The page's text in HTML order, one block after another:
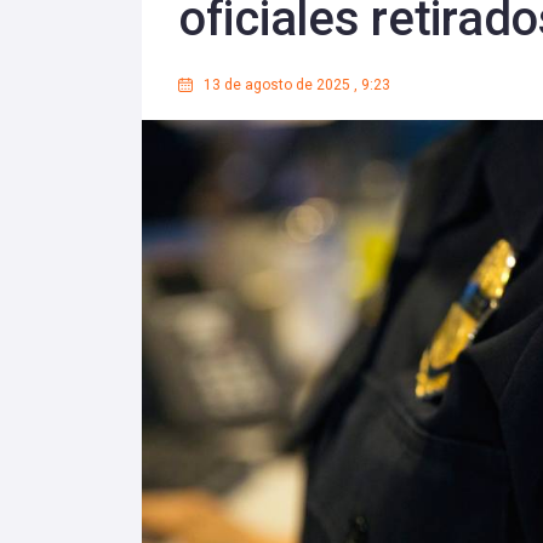
oficiales
13 de agosto de 2025 , 9:23